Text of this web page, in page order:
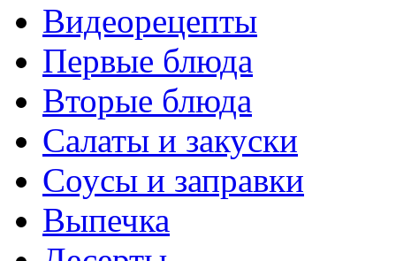
Видеорецепты
Первые блюда
Вторые блюда
Салаты и закуски
Соусы и заправки
Выпечка